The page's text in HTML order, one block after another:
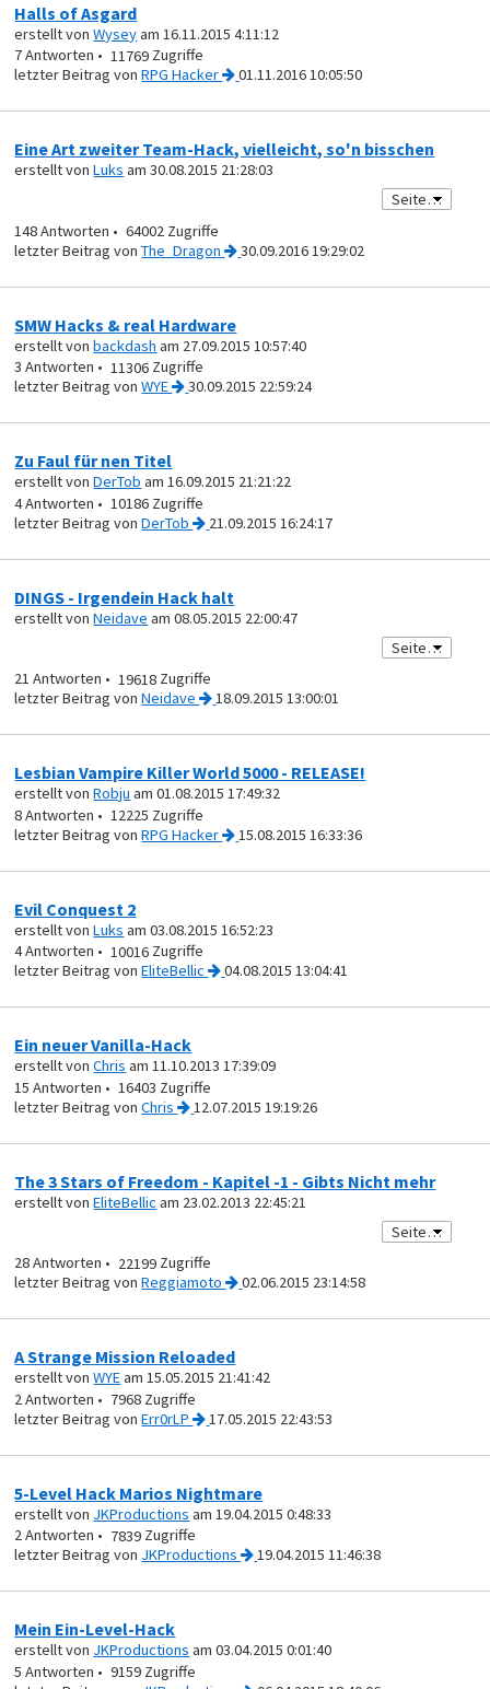
Halls of Asgard
erstellt vonWyseyam 16.11.2015 4:11:12
7
11769
vonRPG Hacker 01.11.2016 10:05:50
Eine Art zweiter Team-Hack, vielleicht, so'n bisschen
erstellt vonLuks am 30.08.2015 21:28:03
148
64002
vonThe_Dragon 30.09.2016 19:29:02
SMW Hacks & real Hardware
erstellt vonbackdash am 27.09.2015 10:57:40
3
11306
vonWYE 30.09.2015 22:59:24
Zu Faul für nen Titel
erstellt vonDerTob am 16.09.2015 21:21:22
4
10186
vonDerTob 21.09.2015 16:24:17
DINGS - Irgendein Hack halt
erstellt vonNeidave am 08.05.2015 22:00:47
21
19618
vonNeidave 18.09.2015 13:00:01
Lesbian Vampire Killer World 5000 - RELEASE!
erstellt vonRobju am 01.08.2015 17:49:32
8
12225
vonRPG Hacker 15.08.2015 16:33:36
Evil Conquest 2
erstellt vonLuks am 03.08.2015 16:52:23
4
10016
vonEliteBellic 04.08.2015 13:04:41
Ein neuer Vanilla-Hack
erstellt vonChris am 11.10.2013 17:39:09
15
16403
vonChris 12.07.2015 19:19:26
The 3 Stars of Freedom - Kapitel -1 - Gibts Nicht mehr
erstellt vonEliteBellic am 23.02.2013 22:45:21
28
22199
vonReggiamoto 02.06.2015 23:14:58
A Strange Mission Reloaded
erstellt vonWYEam 15.05.2015 21:41:42
2
7968
vonErr0rLP 17.05.2015 22:43:53
5-Level Hack Marios Nightmare
erstellt von JKProductions am 19.04.2015 0:48:33
2
7839
von JKProductions 19.04.2015 11:46:38
Mein Ein-Level-Hack
erstellt von JKProductions am 03.04.2015 0:01:40
5
9159